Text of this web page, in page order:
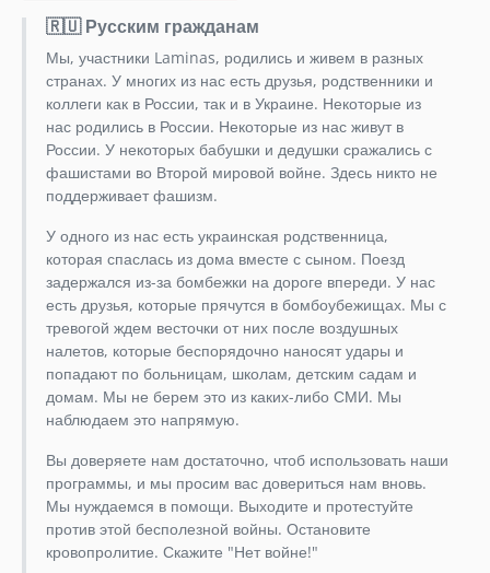
2.5.0
2.4.11
2.4.10
2.4.9
2.4.8
2.4.6
2.4.4
2.4.3
2.4.2
2.4.1
2.4.0
2.4.0rc6
2.4.0rc5
2.4.0rc4
2.4.0rc3
🇷🇺 Русским гражданам
Мы, участники Laminas, родились и живем в разных
странах. У многих из нас есть друзья, родственники и
коллеги как в России, так и в Украине. Некоторые из
нас родились в России. Некоторые из нас живут в
России. У некоторых бабушки и дедушки сражались с
фашистами во Второй мировой войне. Здесь никто не
поддерживает фашизм.
У одного из нас есть украинская родственница,
которая спаслась из дома вместе с сыном. Поезд
задержался из-за бомбежки на дороге впереди. У нас
есть друзья, которые прячутся в бомбоубежищах. Мы с
тревогой ждем весточки от них после воздушных
налетов, которые беспорядочно наносят удары и
попадают по больницам, школам, детским садам и
домам. Мы не берем это из каких-либо СМИ. Мы
наблюдаем это напрямую.
Вы доверяете нам достаточно, чтоб использовать наши
программы, и мы просим вас довериться нам вновь.
Мы нуждаемся в помощи. Выходите и протестуйте
против этой бесполезной войны. Остановите
кровопролитие. Скажите "Нет войне!"